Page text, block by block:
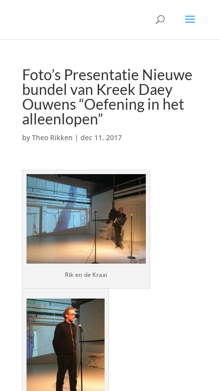
Foto’s Presentatie Nieuwe
bundel van Kreek Daey
Ouwens “Oefening in het
alleenlopen”
by Theo Rikken | dec 11, 2017
Rik en de Kraai